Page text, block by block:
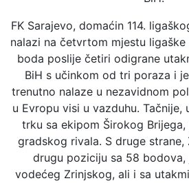
FK Sarajevo, domaćin 114.
nalazi na četvrtom mjestu
boda poslije četiri odigrane
BiH s učinkom od tri poraza i
trenutno nalaze u nezavidnom
u Evropu visi u vazduhu.
trku sa ekipom Širokog
gradskog rivala. S druge strane,
drugu poziciju sa 58 bodova,
vodećeg Zrinjskog, ali i sa